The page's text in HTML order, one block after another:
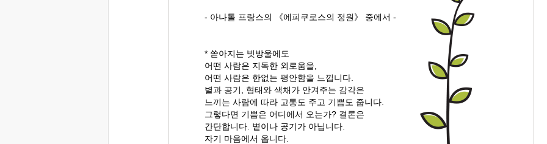
- 아나톨 프랑스의 《에피쿠로스의 정원》 중에서 -
* 쏟아지는 빗방울에도
어떤 사람은 지독한 외로움을,
어떤 사람은 한없는 평안함을 느낍니다.
볕과 공기, 형태와 색채가 안겨주는 감각은
느끼는 사람에 따라 고통도 주고 기쁨도 줍니다.
그렇다면 기쁨은 어디에서 오는가? 결론은
간단합니다. 볕이나 공기가 아닙니다.
자기 마음에서 옵니다.